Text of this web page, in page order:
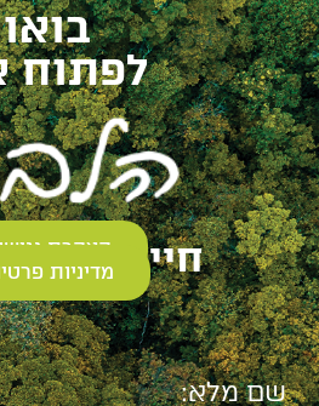
בואו
לפתוח
חייגו: 0723910691הצהרת
מדיניות
שם מלא: